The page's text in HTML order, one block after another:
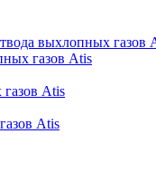
выхлопных газов
газов Atis
Atis
Atis